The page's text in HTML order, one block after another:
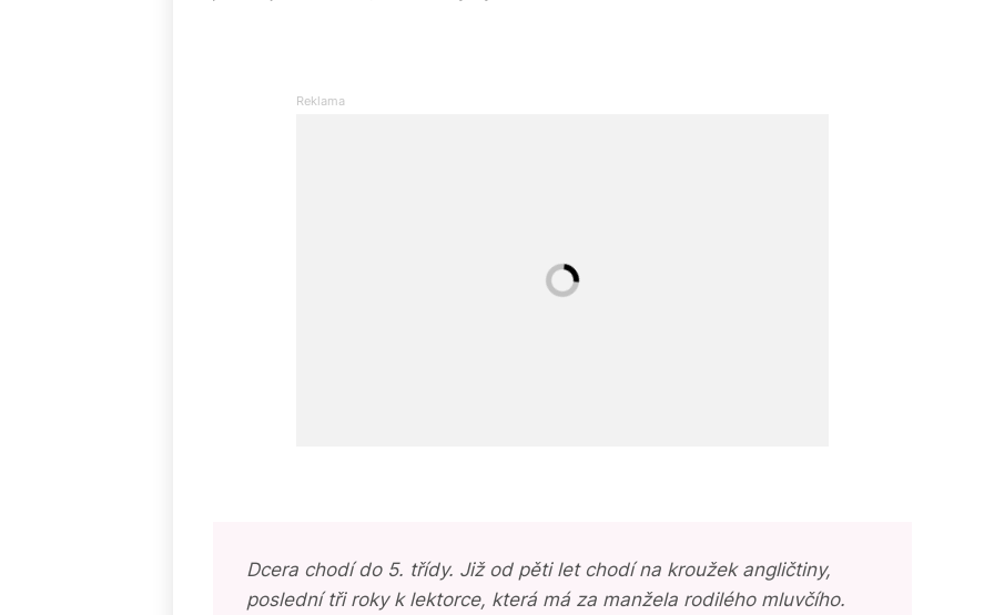
Dcera chodí do 5. třídy. Již od pěti let chodí na kroužek angličtiny,
poslední tři roky k lektorce, která má za manžela rodilého mluvčího.